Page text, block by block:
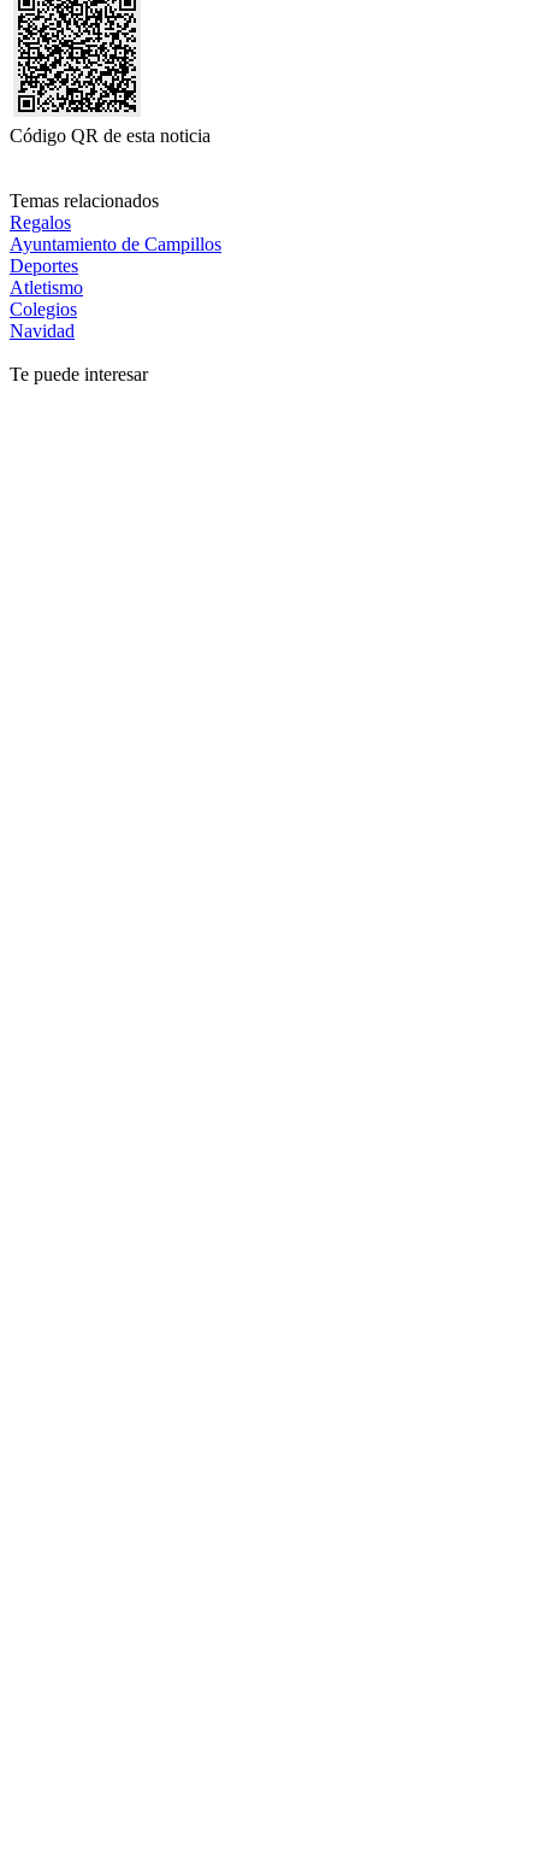
Código QR de esta noticia
Temas relacionados
Regalos
Ayuntamiento de Campillos
Deportes
Atletismo
Colegios
Navidad
Te puede interesar